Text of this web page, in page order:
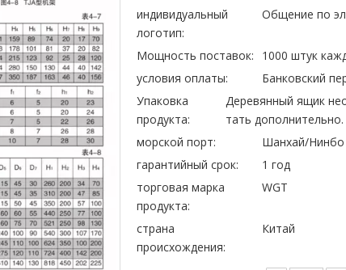
индивидуальный
логотип:
Общение по
Мощность поставок:
1000 штук
условия оплаты:
Банковский
Упаковка
продукта:
Деревянный ящик
тать дополнительно.
морской порт:
Шанхай/Нинбо
гарантийный срок:
1 год
торговая марка
продукта:
WGT
страна
происхождения:
Китай